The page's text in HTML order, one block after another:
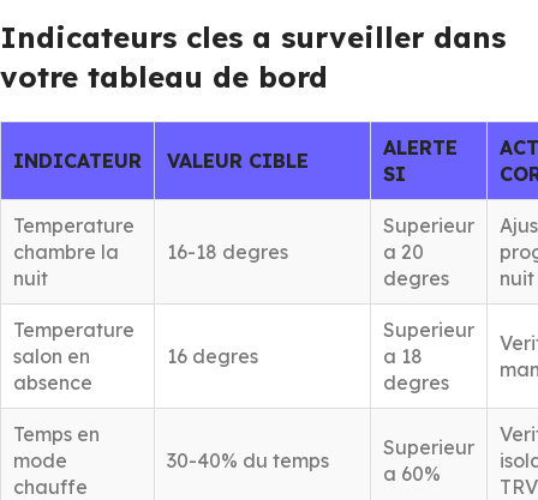
Indicateurs cles a surveiller dans
votre tableau de bord
INDICATEUR VALEUR CIBLE
ALERTE
SI
Temperature
chambre la
nuit
16-18 degres
Superieur
a 20
degres
nuit
Temperature
salon en
absence
16 degres
Superieur
a 18
degres
Temps en
mode
chauffe
30-40% du temps
Superieur
a 60%
TRV